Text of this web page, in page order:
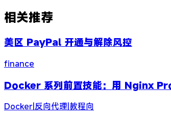
相关推荐
美区 PayPal 开通与解除风控
finance
Docker 系列前置技能：用 Nginx
Docker|反向代理|教程向